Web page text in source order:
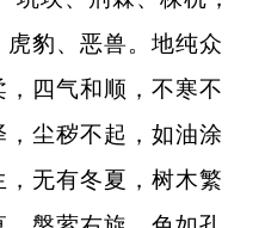
豹、恶兽。地纯众
四气和顺，不寒不
尘秽不起，如油涂
无有冬夏，树木繁